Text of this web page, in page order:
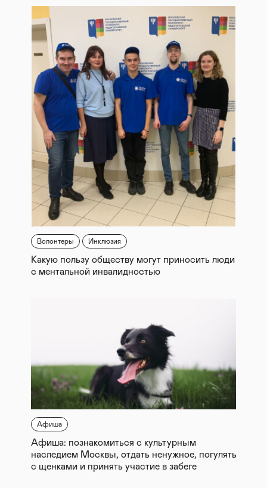
Волонтеры Инклюзия
Какую пользу обществу могут приносить люди
с ментальной инвалидностью
Афиша
Афиша: познакомиться с культурным
наследием Москвы, отдать ненужное, погулять
с щенками и принять участие в забеге